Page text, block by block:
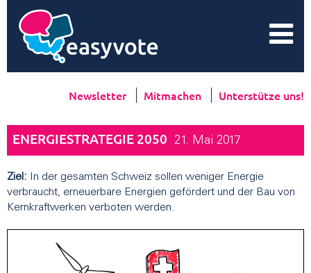
Newsletter Mitmachen Unterstütze uns!
ENERGIESTRATEGIE 2050 21. Mai 2017
Ziel: In der gesamten Schweiz sollen weniger Energie
verbraucht, erneuerbare Energien gefördert und der Bau von
Kernkraftwerken verboten werden.